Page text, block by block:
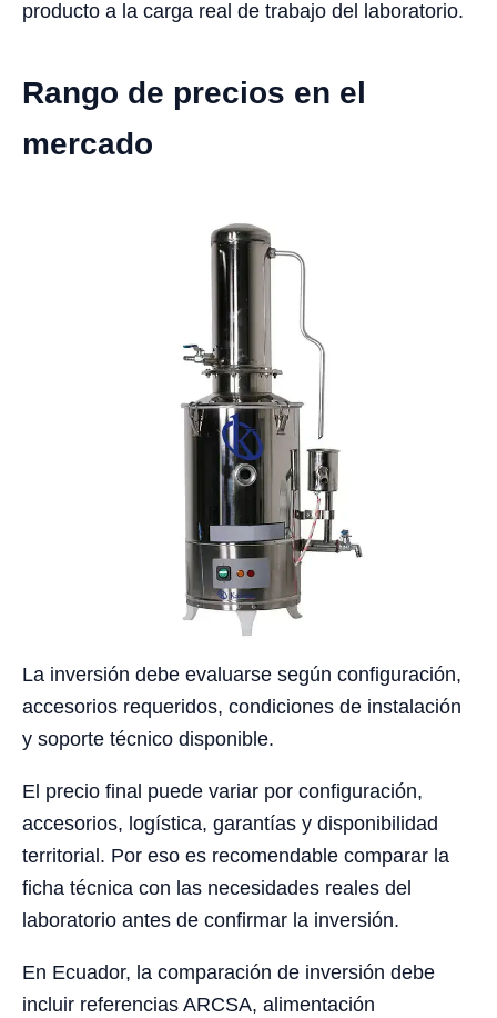
producto a la carga real de trabajo del laboratorio.
Rango de precios en el
mercado
La inversión debe evaluarse según configuración,
accesorios requeridos, condiciones de instalación
y soporte técnico disponible.
El precio final puede variar por configuración,
accesorios, logística, garantías y disponibilidad
territorial. Por eso es recomendable comparar la
ficha técnica con las necesidades reales del
laboratorio antes de confirmar la inversión.
En Ecuador, la comparación de inversión debe
incluir referencias ARCSA, alimentación